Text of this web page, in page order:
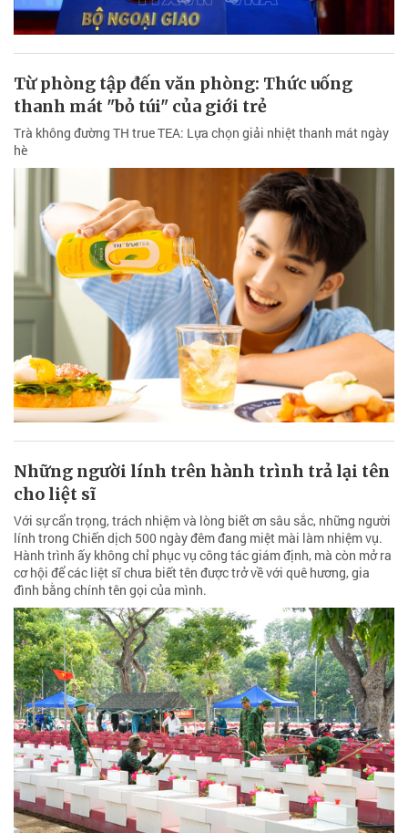
Từ phòng tập đến văn phòng: Thức uống
thanh mát "bỏ túi" của giới trẻ
Trà không đường TH true TEA: Lựa chọn giải nhiệt thanh mát ngày
hè
Những người lính trên hành trình trả lại tên
cho liệt sĩ
Với sự cẩn trọng, trách nhiệm và lòng biết ơn sâu sắc, những người
lính trong Chiến dịch 500 ngày đêm đang miệt mài làm nhiệm vụ.
Hành trình ấy không chỉ phục vụ công tác giám định, mà còn mở ra
cơ hội để các liệt sĩ chưa biết tên được trở về với quê hương, gia
đình bằng chính tên gọi của mình.